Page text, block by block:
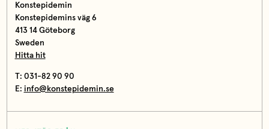
Konstepidemin
Konstepidemins väg 6
413 14 Göteborg
Sweden
Hitta hit
T: 031-82 90 90
E: info@konstepidemin.se